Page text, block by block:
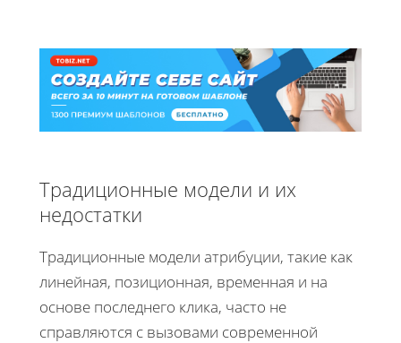
Традиционные модели и их
недостатки
Традиционные модели атрибуции, такие как
линейная, позиционная, временная и на
основе последнего клика, часто не
справляются с вызовами современной